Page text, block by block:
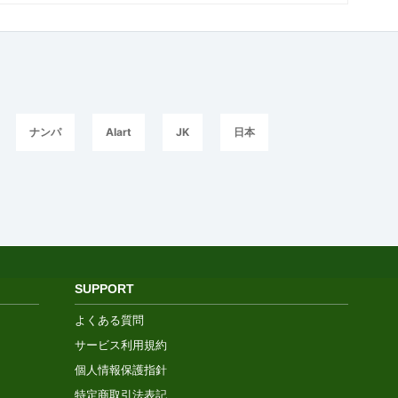
ナンパ AIart JK 日本
SUPPORT
よくある質問
サービス利用規約
個人情報保護指針
特定商取引法表記